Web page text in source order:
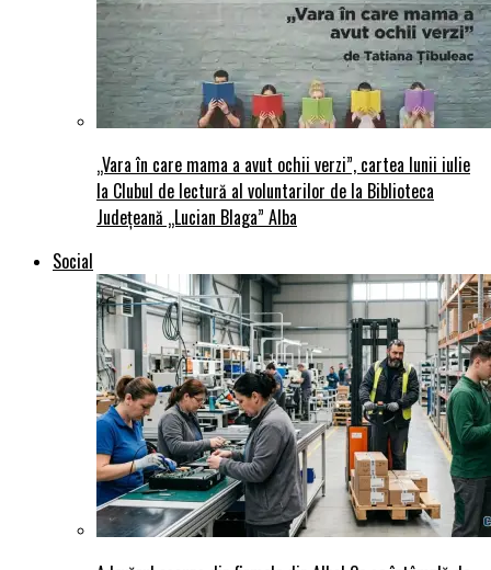
„Vara în care mama a avut ochii verzi”, cartea lunii iulie
la Clubul de lectură al voluntarilor de la Biblioteca
Județeană „Lucian Blaga” Alba
Social